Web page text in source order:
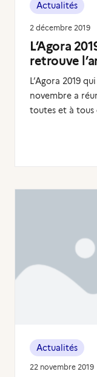
Actualités
2 décembre 2019
L’Agora
retrouve
L’Agora 2019
novembre a
toutes et à tous
Actualités
22 novembre 2019